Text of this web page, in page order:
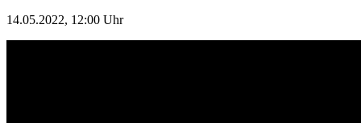
14.05.2022, 12:00 Uhr